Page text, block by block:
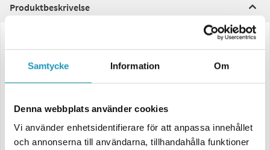
Samtycke Information Om
Denna webbplats använder cookies
Vi använder enhetsidentifierare för att anpassa innehållet
och annonserna till användarna, tillhandahålla funktioner
Produktbeskrivelse
Med dette beltesettet montert på din UTV får du en helt ny dimensjon
rundt og gir betydelig lavere marktrykk, noe som gir høyere bæreevne
for din UTV.